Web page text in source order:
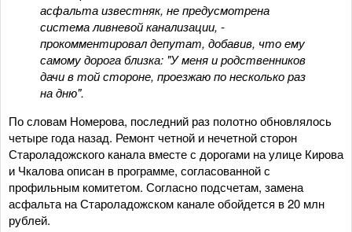
асфальта известняк, не предусмотрена
система ливневой канализации, -
прокомментировал депутат, добавив, что ему
самому дорога близка: "У меня и родственников
дачи в той стороне, проезжаю по несколько раз
на дню".
По словам Номерова, последний раз полотно обновлялось
четыре года назад. Ремонт четной и нечетной сторон
Староладожского канала вместе с дорогами на улице Кирова
и Чкалова описан в программе, согласованной с
профильным комитетом. Согласно подсчетам, замена
асфальта на Староладожском канале обойдется в 20 млн
рублей.